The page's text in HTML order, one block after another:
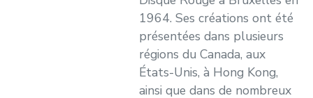
1964. Ses créations ont été
présentées dans plusieurs
régions du Canada, aux
États-Unis, à Hong Kong,
ainsi que dans de nombreux